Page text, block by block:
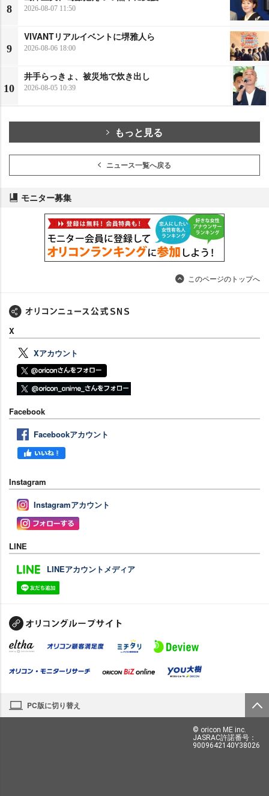
8 2026-08-07 11:50
9
VIVANTリアルイベントに堺雅人ら
2026-08-06 18:00
10
井手らっきょ、被災地で炊き出し
2026-08-05 10:39
もっと見る
ニュース一覧へ戻る
モニター募集
このページのトップへ
X
Xアカウント
Facebook
Facebookアカウント
Instagram
Instagramアカウント
LINE
LINEアカウントメディア
PC版に切り替え
© oricon ME inc.
JASRAC許諾番号：
9009642140Y38026